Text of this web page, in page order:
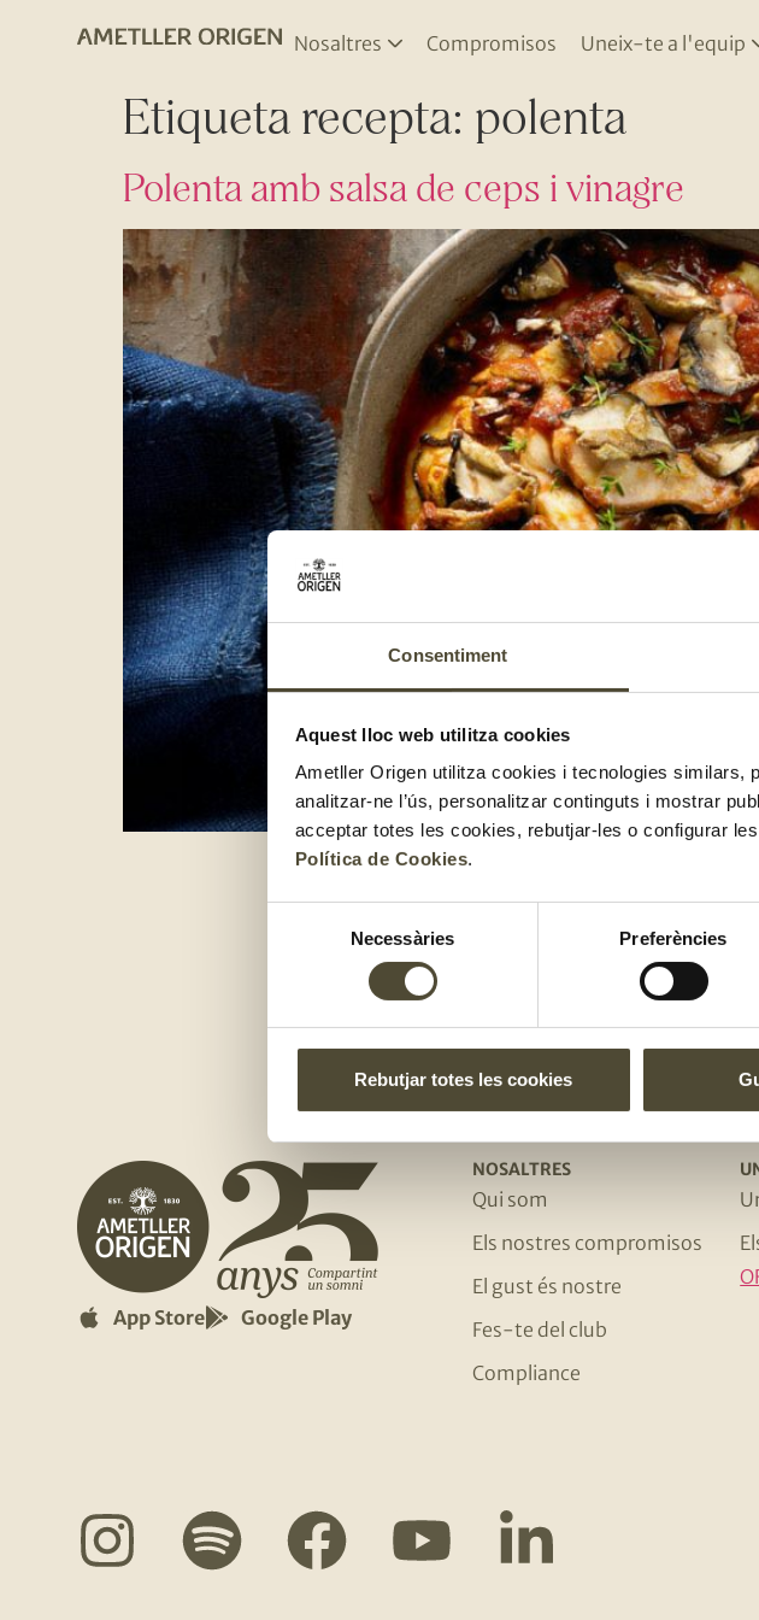
Consentiment
Aquest lloc web utilitza cookies
Ametller Origen utilitza cookies i tecnologies similars,
analitzar-ne l’ús, personalitzar continguts i mostrar
acceptar totes les cookies, rebutjar-les o configurar
Política de Cookies.
consentiment
Necessàries Preferències
Rebutjar totes les cookies
Nosaltres Compromisos Uneix-te a l'equip
Etiqueta recepta: polenta
Polenta amb salsa de ceps i vinagre
El
App Store Google Play
NOSALTRES
Qui som
Els nostres compromisos
El gust és nostre
Fes-te del club
Compliance